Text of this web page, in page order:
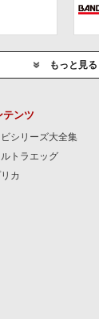
もっと見る
テンツ
シリーズ大全集
トラエッグ
カ